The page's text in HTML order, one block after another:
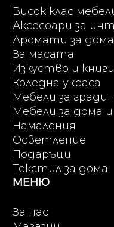
Висок клас
Аксесоари за
Аромати за дома
За масата
Изкуство и книги
Коледна украса
Мебели за
Мебели за дома
Намаления
Осветление
Подаръци
Текстил за дома
МЕНЮ
За нас